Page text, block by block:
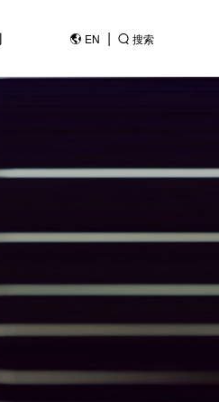
EN | 搜索